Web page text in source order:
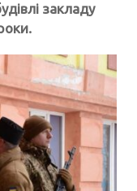
закладу